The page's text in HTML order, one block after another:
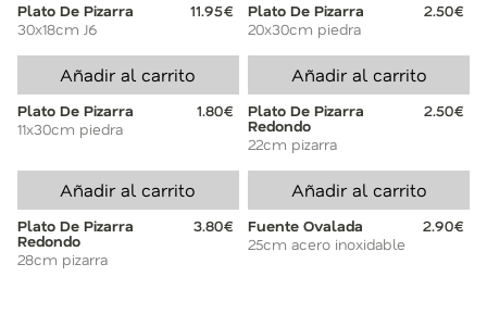
Plato De Pizarra
11.95€
30x18cm J6
Plato De Pizarra
2.50€
20x30cm piedra
Añadir al carrito
Plato De Pizarra
1.80€
11x30cm piedra
Añadir al carrito
Plato De Pizarra
Redondo
2.50€
22cm pizarra
Añadir al carrito
Plato De Pizarra
Redondo
3.80€
28cm pizarra
Añadir al carrito
Fuente Ovalada
2.90€
25cm acero inoxidable